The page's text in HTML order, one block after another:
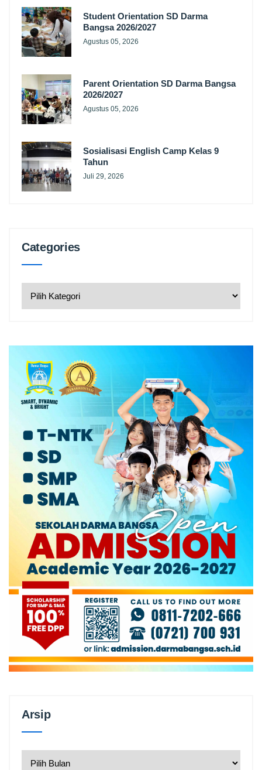
Student Orientation SD Darma
Bangsa 2026/2027
Agustus 05, 2026
Parent Orientation SD Darma Bangsa
2026/2027
Agustus 05, 2026
Sosialisasi English Camp Kelas 9
Tahun
Juli 29, 2026
Categories
ArsipArsip